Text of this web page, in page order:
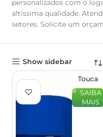
personalizados com o
altíssima qualidade.
setores. Solicite um
Show sidebar
Touca
Brim
Soldador
–
SAIBA
MAIS